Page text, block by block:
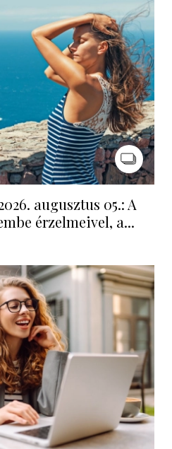
augusztus 05.: A
érzelmeivel, a...